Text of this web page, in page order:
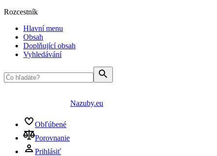
Rozcestník
Hlavní menu
Obsah
Doplňující obsah
Vyhledávání
Nazuby.eu
Obľúbené
Porovnanie
Prihlásiť